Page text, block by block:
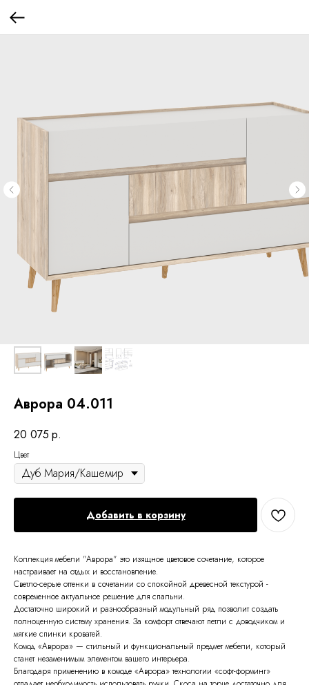
Аврора 04.011
20 075 р.
Цвет
Добавить в корзину
Коллекция мебели "Аврора" это изящное цветовое сочетание, которое
настраивает на отдых и восстановление.
Светло-серые оттенки в сочетании со спокойной древесной текстурой -
современное актуальное решение для спальни.
Достаточно широкий и разнообразный модульный ряд позволит создать
полноценную систему хранения. За комфорт отвечают петли с доводчиком и
мягкие спинки кроватей.
Комод «Аврора» — стильный и функциональный предмет мебели, который
станет незаменимым элементом вашего интерьера.
Благодаря применению в комоде «Аврора» технологии «софт-форминг»